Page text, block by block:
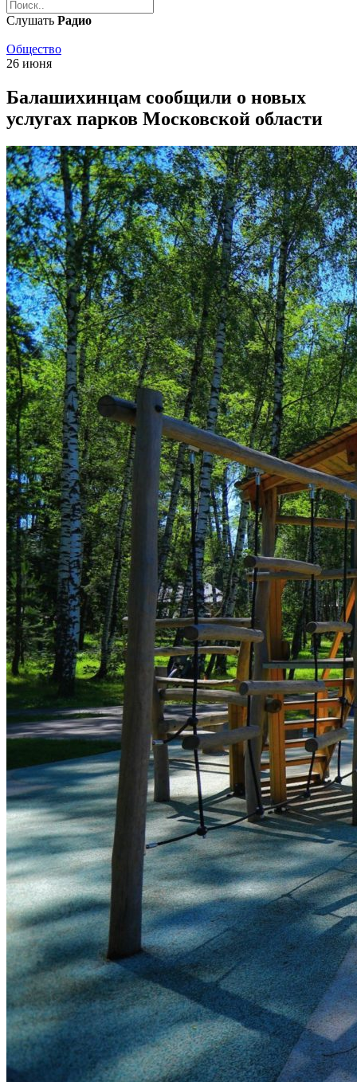
Слушать Радио
Общество
26 июня
Балашихинцам сообщили о новых
услугах парков Московской области